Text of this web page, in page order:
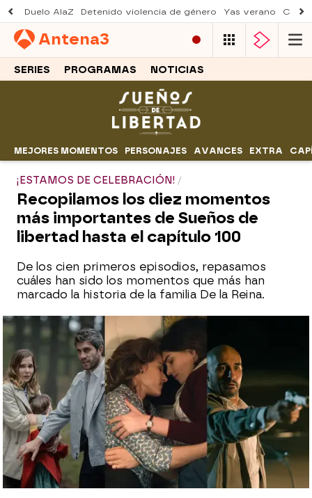
Duelo AlaZ Detenido violencia de género Yas verano
Antena3
SERIES PROGRAMAS NOTICIAS
MEJORES MOMENTOS PERSONAJES AVANCES EXTRA
¡ESTAMOS DE CELEBRACIÓN!
Recopilamos los diez momentos
más importantes de Sueños de
libertad hasta el capítulo 100
De los cien primeros episodios, repasamos
cuáles han sido los momentos que más han
marcado la historia de la familia De la Reina.